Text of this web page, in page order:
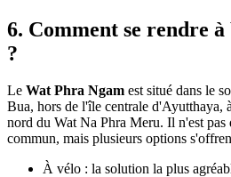
6. Comment se rendre
?
Le Wat Phra Ngam est situé dans le
Bua, hors de l'île centrale d'Ayutthaya,
nord du Wat Na Phra Meru. Il n'est pas
commun, mais plusieurs options
À vélo : la solution la plus